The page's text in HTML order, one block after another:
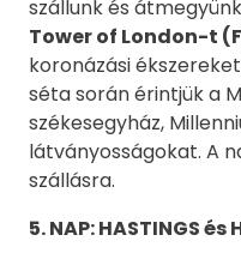
szállunk és
Tower of London-t
koronázási
séta során érintjük a
székesegyház,
látványosságokat. A
szállásra.
5. NAP: HASTINGS és